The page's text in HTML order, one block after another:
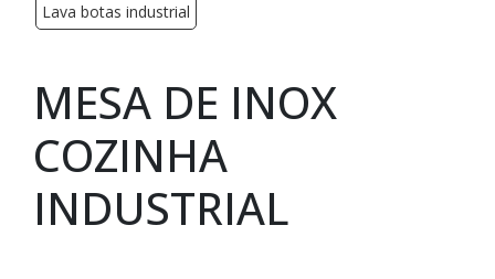
Lava botas industrial
MESA DE INOX
COZINHA
INDUSTRIAL